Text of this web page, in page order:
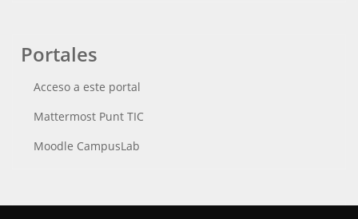
Portales
Acceso a este portal
Mattermost Punt TIC
Moodle CampusLab